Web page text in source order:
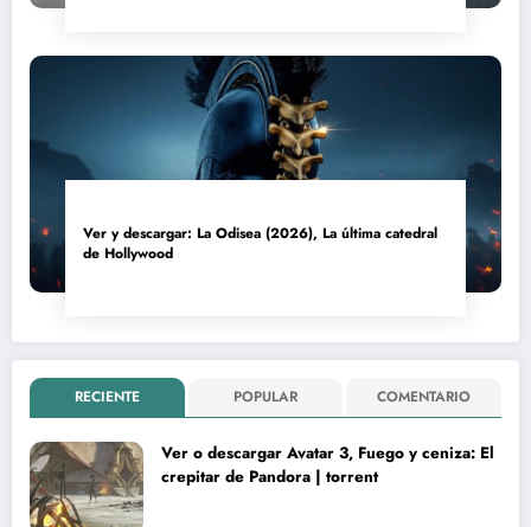
Ver y descargar: La Odisea (2026), La última catedral
de Hollywood
RECIENTE POPULAR COMENTARIO
Ver o descargar Avatar 3, Fuego y ceniza: El
crepitar de Pandora | torrent